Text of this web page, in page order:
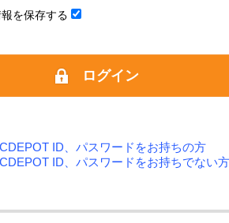
を保存する
ID、パスワードをお持ちの方
ID、パスワードをお持ちでない方